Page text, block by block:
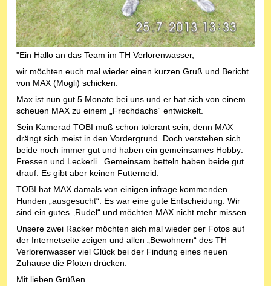
"Ein Hallo an das Team im TH Verlorenwasser,
wir möchten euch mal wieder einen kurzen Gruß und Bericht
von MAX (Mogli) schicken.
Max ist nun gut 5 Monate bei uns und er hat sich von einem
scheuen MAX zu einem „Frechdachs“ entwickelt.
Sein Kamerad TOBI muß schon tolerant sein, denn MAX
drängt sich meist in den Vordergrund. Doch verstehen sich
beide noch immer gut und haben ein gemeinsames Hobby:
Fressen und Leckerli. Gemeinsam betteln haben beide gut
drauf. Es gibt aber keinen Futterneid.
TOBI hat MAX damals von einigen infrage kommenden
Hunden „ausgesucht“. Es war eine gute Entscheidung. Wir
sind ein gutes „Rudel“ und möchten MAX nicht mehr missen.
Unsere zwei Racker möchten sich mal wieder per Fotos auf
der Internetseite zeigen und allen „Bewohnern“ des TH
Verlorenwasser viel Glück bei der Findung eines neuen
Zuhause die Pfoten drücken.
Mit lieben Grüßen